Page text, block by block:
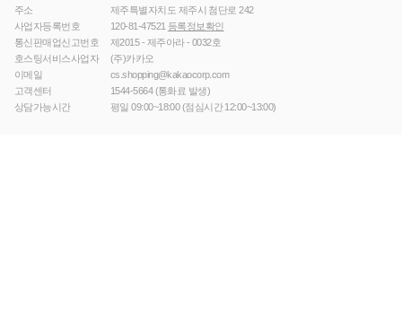
주소
제주특별자치도 제주시 첨단로 242
사업자등록번호
120-81-47521 등록정보확인
통신판매업신고번호
제2015 - 제주아라 - 0032호
호스팅서비스사업자
(주)카카오
이메일
cs.shopping@kakaocorp.com
고객센터
1544-5664(통화료 발생)
상담가능시간
평일 09:00~18:00 (점심시간 12:00~13:00)